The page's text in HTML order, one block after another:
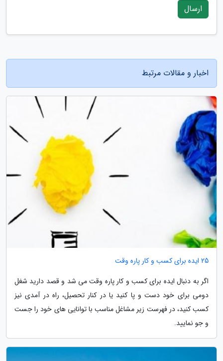
ارسال
اخبار و مقالات مرتبط
25 ایده برای کسب و کار پاره وقت
اگر به دنبال ایده برای کسب و کار پاره وقت می شد و قصد دارید شغل
دومی برای خود دست و پا کنید یا در کنار تحصیل، راه در آمدی نیز
کسب کنید، در فهرست زیر مشاغل مناسب با توانایی های خود را جست
و جو نمایید.